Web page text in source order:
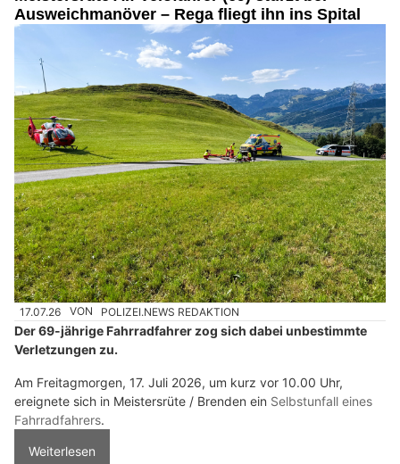
Ausweichmanöver – Rega fliegt ihn ins Spital
17.07.26 VON POLIZEI.NEWS REDAKTION
Der 69-jährige Fahrradfahrer zog sich dabei unbestimmte
Verletzungen zu.
Am Freitagmorgen, 17. Juli 2026, um kurz vor 10.00 Uhr,
ereignete sich in Meistersrüte / Brenden ein Selbstunfall eines
Fahrradfahrers.
Weiterlesen